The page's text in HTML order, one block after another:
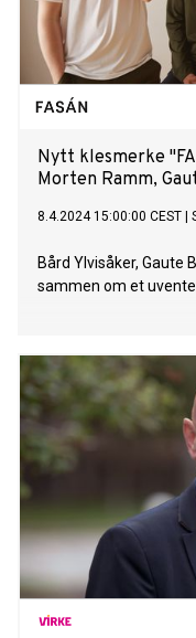
Nytt klesmerke
Morten Ramm,
8.4.2024 15:00:00 CEST
Bård Ylvisåker, Gaute
sammen om et